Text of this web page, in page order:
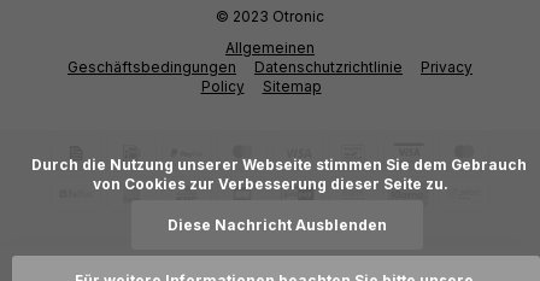
Allgemeinen
Geschäftsbedingungen
Datenschutzrichtlinie
Privacy
Policy
Sitemap
© 2023 Otronic
von Cookies zur Verbesserung dieser Seite zu.
Diese Nachricht Ausblenden